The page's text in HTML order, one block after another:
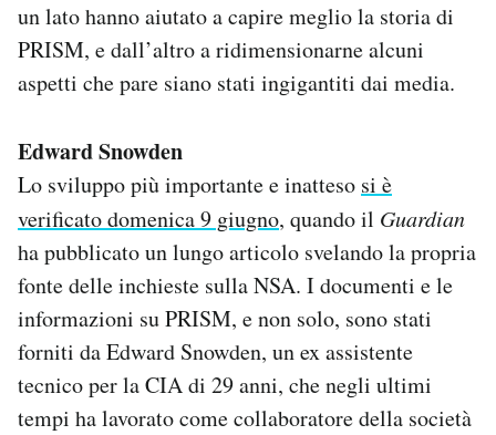
Esci
un lato hanno aiutato a capire meglio la storia di
PRISM, e dall’altro a ridimensionarne alcuni
aspetti che pare siano stati ingigantiti dai media.
Edward Snowden
Lo sviluppo più importante e inatteso si è
verificato domenica 9 giugno, quando il Guardian
ha pubblicato un lungo articolo svelando la propria
fonte delle inchieste sulla NSA. I documenti e le
informazioni su PRISM, e non solo, sono stati
forniti da Edward Snowden, un ex assistente
tecnico per la CIA di 29 anni, che negli ultimi
tempi ha lavorato come collaboratore della società